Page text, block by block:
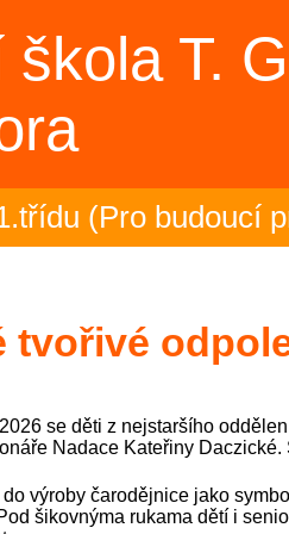
škola T.
(Pro budoucí
(Sportovní
plavecký výcvik
– projektový den
tvořivé
se děti z nejstaršího
Nadace Kateřiny
výroby čarodějnice jako
šikovnýma rukama dětí i